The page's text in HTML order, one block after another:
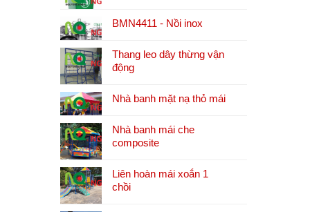
BMN4411 - Nồi inox
Thang leo dây thừng vận
động
Nhà banh mặt nạ thỏ mái
Nhà banh mái che
composite
Liên hoàn mái xoắn 1
chồi